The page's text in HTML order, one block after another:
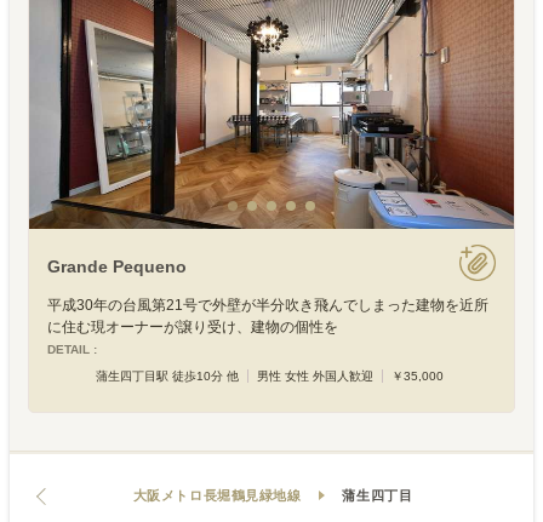
Grande Pequeno
平成30年の台風第21号で外壁が半分吹き飛んでしまった建物を近所
に住む現オーナーが譲り受け、建物の個性を
DETAIL :
蒲生四丁目駅 徒歩10分 他
男性 女性 外国人歓迎 ￥35,000
大阪メトロ長堀鶴見緑地線 蒲生四丁目